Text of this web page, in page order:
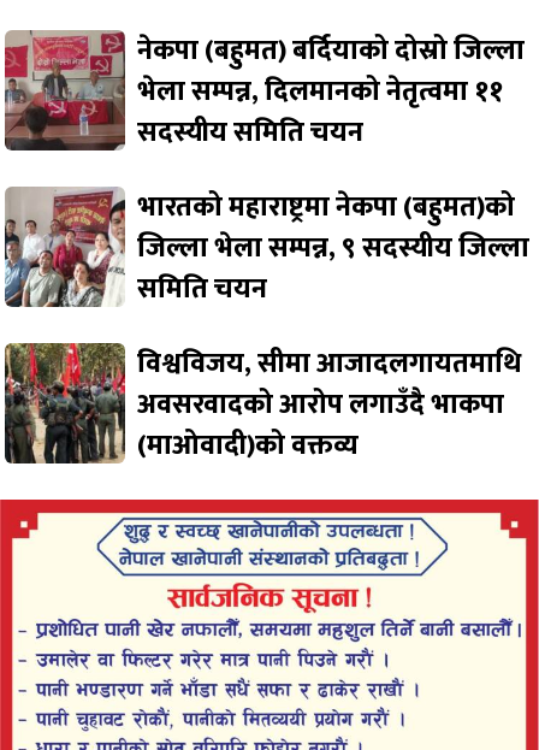
नेकपा (बहुमत) बर्दियाको दोस्रो जिल्ला
भेला सम्पन्न, दिलमानको नेतृत्वमा ११
सदस्यीय समिति चयन
भारतको महाराष्ट्रमा नेकपा (बहुमत)को
जिल्ला भेला सम्पन्न, ९ सदस्यीय जिल्ला
समिति चयन
विश्वविजय, सीमा आजादलगायतमाथि
अवसरवादको आरोप लगाउँदै भाकपा
(माओवादी)को वक्तव्य